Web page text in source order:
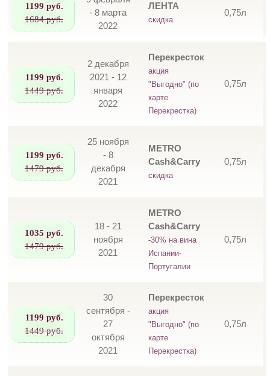
1199 руб.
1684 руб.
- 8 марта
2022
ЛЕНТА
скидка
0,75л
1199 руб.
1449 руб.
2 декабря
2021 - 12
января
2022
Перекресток
акция
"Выгодно" (по
карте
Перекрестка)
0,75л
1199 руб.
1479 руб.
25 ноября
- 8
декабря
2021
METRO
Cash&Carry
скидка
0,75л
1035 руб.
1479 руб.
18 - 21
ноября
2021
METRO
Cash&Carry
-30% на вина
Испании-
Португалии
0,75л
1199 руб.
1449 руб.
30
сентября -
27
октября
2021
Перекресток
акция
"Выгодно" (по
карте
Перекрестка)
0,75л